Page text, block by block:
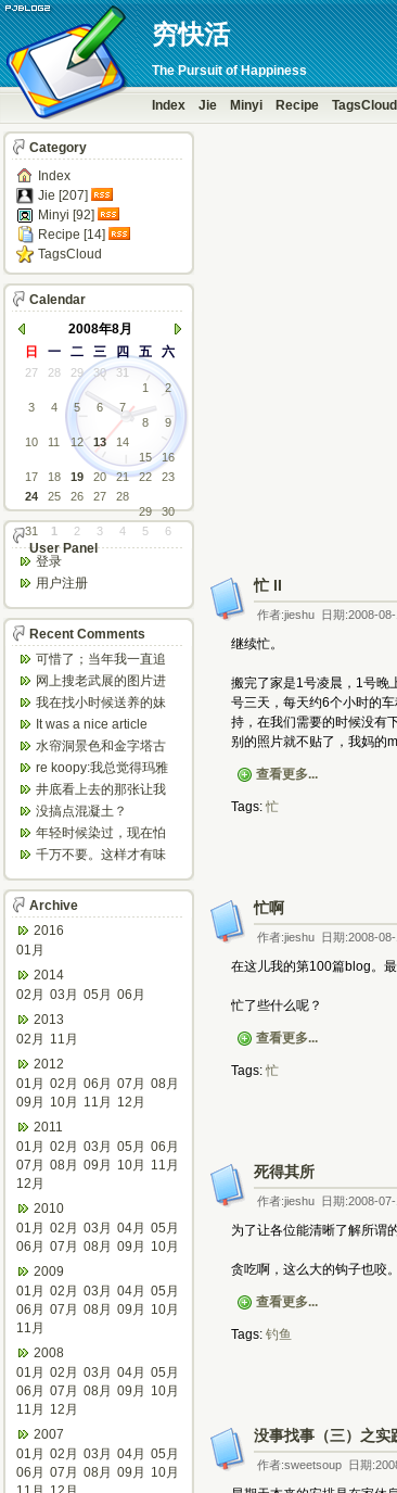
穷快活
The Pursuit of Happiness
Index Jie Minyi Recipe TagsCloud
忙 II
作者:jieshu 日期:2008-
继续忙。
搬完了家是1号凌晨，1号晚
号三天，每天约6个小时的
持，在我们需要的时候没有下
别的照片就不贴了，我妈的
查看更多...
Tags:忙
忙啊
作者:jieshu 日期:2008-
在这儿我的第100篇blog。
忙了些什么呢？
查看更多...
Tags:忙
死得其所
作者:jieshu 日期:2008-
为了让各位能清晰了解所谓
贪吃啊，这么大的钩子也咬
查看更多...
Tags: 钓鱼
没事找事（三）之实
作者:sweetsoup 日期
Category
Index
Jie [207]
Minyi [92]
Recipe [14]
TagsCloud
Calendar
2008年8月
日
一 二 三 四 五 六
27 28 29 30
31
1
2
3
4 5 6
7
8
9
10
11 12 13
14
15
16
17
18 19 20 21 22
23
24
25 26 27
28
29
30
31
1 2 3 4 5 6
User Panel
登录
用户注册
Recent Comments
可惜了；当年我一直追
着这个，看博主夫妇一
步步在多伦...
网上搜老武展的图片进
来了，一晃是你十年前
的帖子，时...
我在找小时候送养的妹
妹，有人QQ找我说找到
了匹配的...
It was a nice article
and...
水帘洞景色和金字塔古
迹都不错。
re koopy:我总觉得玛雅
人见过外星人。不然哪...
井底看上去的那张让我
想起了蝙蝠侠。。下棋
那张会不会...
没搞点混凝土？
年轻时候染过，现在怕
伤头发不敢染了。不过
千万不要。这样才有味
气场。
Archive
2016
01月
2014
02月 03月 05月 06月
2013
02月
11月
2012
01月 02月 06月 07月 08月
09月
10月 11月
12月
2011
01月 02月 03月 05月 06月
07月 08月 09月 10月
11月
12月
2010
01月 02月 03月 04月 05月
06月 07月 08月 09月
10月
2009
01月 02月 03月 04月 05月
06月 07月 08月 09月
10月
11月
2008
01月 02月 03月 04月 05月
06月 07月 08月 09月
10月
11月
12月
2007
01月 02月 03月 04月 05月
06月 07月 08月 09月
10月